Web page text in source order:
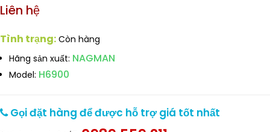
Liên hệ
Tình trạng: Còn hàng
Hãng sản xuất: NAGMAN
Model: H6900
Gọi đặt hàng để được hỗ trợ giá tốt nhất